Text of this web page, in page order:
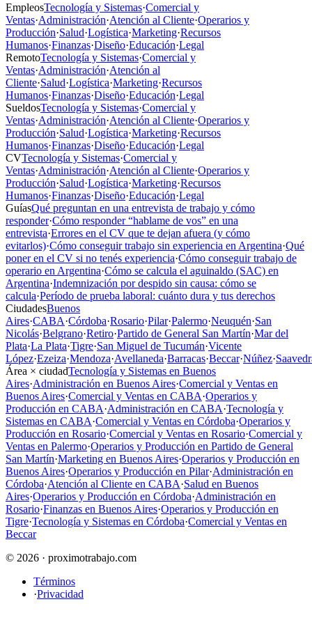
EmpleosTecnología y Sistemas·Comercial y
Ventas·Administración·Atención al Cliente·Operarios y
Producción·Salud·Logística·Marketing·Recursos
Humanos·Finanzas·Diseño·Educación·Legal
RemotoTecnología y Sistemas·Comercial y
Ventas·Administración·Atención al
Cliente·Salud·Logística·Marketing·Recursos
Humanos·Finanzas·Diseño·Educación·Legal
SueldosTecnología y Sistemas·Comercial y
Ventas·Administración·Atención al Cliente·Operarios y
Producción·Salud·Logística·Marketing·Recursos
Humanos·Finanzas·Diseño·Educación·Legal
CVTecnología y Sistemas·Comercial y
Ventas·Administración·Atención al Cliente·Operarios y
Producción·Salud·Logística·Marketing·Recursos
Humanos·Finanzas·Diseño·Educación·Legal
GuíasQué preguntan en una entrevista de trabajo y cómo
responder·Cómo responder “hablame de vos” en una
entrevista·Errores en el CV que te dejan afuera (y cómo
evitarlos)·Cómo conseguir trabajo sin experiencia en Argentina·Qué
poner en el CV si no tenés experiencia·Cómo conseguir trabajo de
operario en Argentina·Cómo se calcula el aguinaldo (SAC) en
Argentina·Indemnización por despido sin causa: cómo se
calcula·Período de prueba laboral: cuánto dura y tus derechos
CiudadesBuenos
Aires·CABA·Córdoba·Rosario·Pilar·Palermo·Neuquén·San
Nicolás·Belgrano·Retiro·Partido de General San Martín·Mar del
Plata·La Plata·Tigre·San Miguel de Tucumán·Vicente
López·Ezeiza·Mendoza·Avellaneda·Barracas·Beccar·Núñez·
Área × ciudadTecnología y Sistemas en Buenos
Aires·Administración en Buenos Aires·Comercial y Ventas en
Buenos Aires·Comercial y Ventas en CABA·Operarios y
Producción en CABA·Administración en CABA·Tecnología y
Sistemas en CABA·Comercial y Ventas en Córdoba·Operarios y
Producción en Rosario·Comercial y Ventas en Rosario·Comercial y
Ventas en Palermo·Operarios y Producción en Partido de General
San Martín·Marketing en Buenos Aires·Operarios y Producción en
Buenos Aires·Operarios y Producción en Pilar·Administración en
Córdoba·Atención al Cliente en CABA·Salud en Buenos
Aires·Operarios y Producción en Córdoba·Administración en
Rosario·Finanzas en Buenos Aires·Operarios y Producción en
Tigre·Tecnología y Sistemas en Córdoba·Comercial y Ventas en
Beccar
© 2026 · proximotrabajo.com
Términos
·Privacidad